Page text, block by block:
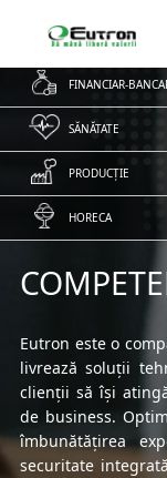
FINANCIAR-
SĂNĂTATE
PRODUCȚIE
HORECA
Eutron este o
livrează soluții
clienții să își
de business.
îmbunătățirea
securitate